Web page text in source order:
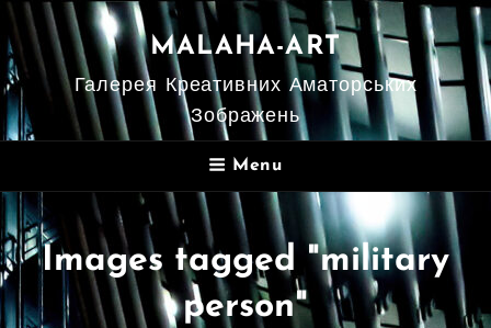
MALAHA-ART
Галерея Креативних Аматорських
Зображень
Menu
Images tagged "military
person"